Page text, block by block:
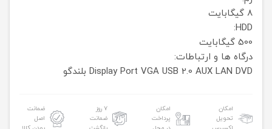
8 گیگابایت
HDD:
500 گیگابایت
درگاه ها و ارتباطات:
Display Port VGA USB 2.0 AUX LAN DVD بلندگو
امکان
تحویل
امکان
پرداخت
۷ روز
ضمانت
ضمانت
اصل